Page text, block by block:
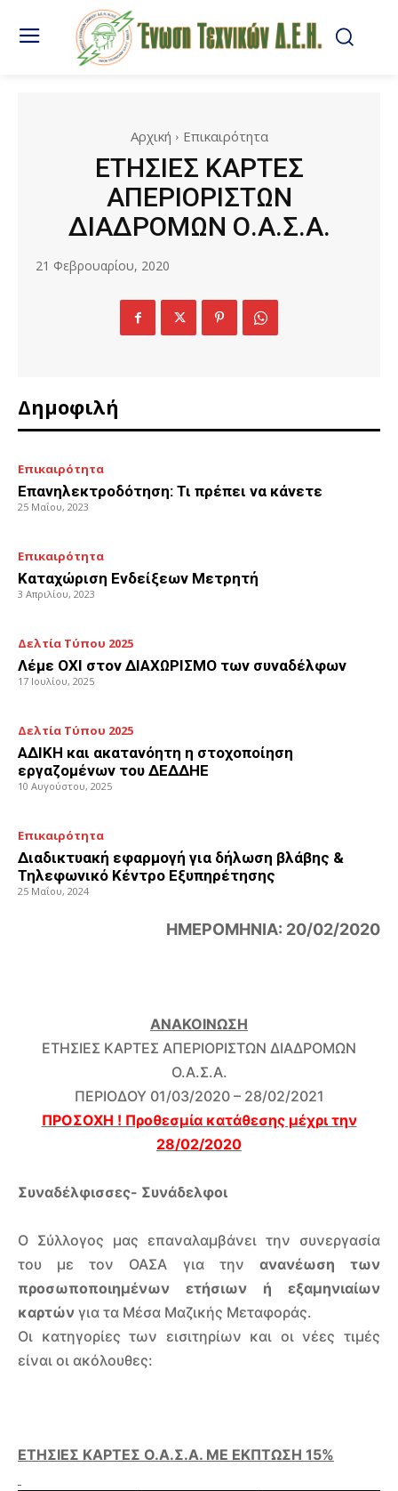
Αρχική Επικαιρότητα
ΕΤΗΣΙΕΣ ΚΑΡΤΕΣ
ΑΠΕΡΙΟΡΙΣΤΩΝ
ΔΙΑΔΡΟΜΩΝ Ο.Α.Σ.Α.
21 Φεβρουαρίου, 2020
Δημοφιλή
Επικαιρότητα
Επανηλεκτροδότηση: Τι πρέπει να κάνετε
25 Μαΐου, 2023
Επικαιρότητα
Καταχώριση Ενδείξεων Μετρητή
3 Απριλίου, 2023
Δελτία Τύπου 2025
Λέμε ΟΧΙ στον ΔΙΑΧΩΡΙΣΜΟ των συναδέλφων
17 Ιουλίου, 2025
Δελτία Τύπου 2025
ΑΔΙΚΗ και ακατανόητη η στοχοποίηση
εργαζομένων του ΔΕΔΔΗΕ
10 Αυγούστου, 2025
Επικαιρότητα
Διαδικτυακή εφαρμογή για δήλωση βλάβης &
Τηλεφωνικό Κέντρο Εξυπηρέτησης
25 Μαΐου, 2024
ΗΜΕΡΟΜΗΝΙΑ: 20/02/2020
ΑΝΑΚΟΙΝΩΣΗ
ΕΤΗΣΙΕΣ ΚΑΡΤΕΣ ΑΠΕΡΙΟΡΙΣΤΩΝ ΔΙΑΔΡΟΜΩΝ
Ο.Α.Σ.Α.
ΠΕΡΙΟΔΟΥ 01/03/2020 – 28/02/2021
ΠΡΟΣΟΧΗ ! Προθεσμία κατάθεσης μέχρι την
28/02/2020
Συναδέλφισσες- Συνάδελφοι
Ο Σύλλογος μας επαναλαμβάνει την συνεργασία
του με τον ΟΑΣΑ για την ανανέωση των
προσωποποιημένων ετήσιων ή εξαμηνιαίων
καρτών για τα Μέσα Μαζικής Μεταφοράς.
Οι κατηγορίες των εισιτηρίων και οι νέες τιμές
είναι οι ακόλουθες:
ΕΤΗΣΙΕΣ ΚΑΡΤΕΣ Ο.Α.Σ.Α. ΜΕ ΕΚΠΤΩΣΗ 15%